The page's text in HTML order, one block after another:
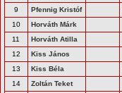
9
Pfennig Kristóf
10
Horváth Márk
11
Horváth Atilla
12
Kiss János
13
Kiss Béla
14
Zoltán Teket